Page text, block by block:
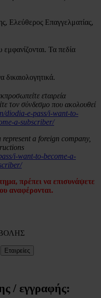
Ελεύθερος Επαγγελματίας,
Τα πεδία
δικαιολογητικά.
εταιρεία
τον σύνδεσμο που ακολουθεί
diodia-e-pass/i-want-to-
a-subscriber/
a foreign company,
i-want-to-become-a-
πρέπει να επισυνάψετε
αναφέρονται.
Εταιρείες
/ εγγραφής: